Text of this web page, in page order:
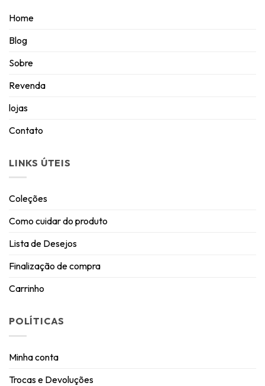
Home
Blog
Sobre
Revenda
lojas
Contato
LINKS ÚTEIS
Coleções
Como cuidar do produto
Lista de Desejos
Finalização de compra
Carrinho
POLÍTICAS
Minha conta
Trocas e Devoluções